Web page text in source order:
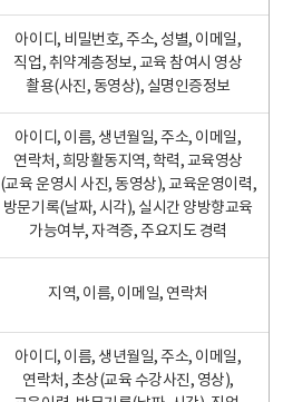
아이디, 비밀번호, 주소, 성별, 이메일,
직업, 취약계층정보, 교육 참여시 영상
촬용(사진, 동영상), 실명인증정보
아이디, 이름, 생년월일, 주소, 이메일,
연락처, 희망활동지역, 학력, 교육영상
(교육 운영시 사진, 동영상), 교육운영이력,
방문기록(날짜, 시각), 실시간 양방향교육
가능여부, 자격증, 주요지도 경력
지역, 이름, 이메일, 연락처
아이디, 이름, 생년월일, 주소, 이메일,
연락처, 초상(교육 수강사진, 영상),